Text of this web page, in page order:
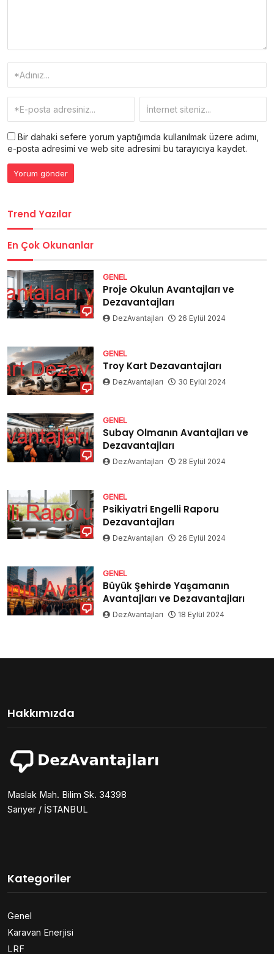
Bir dahaki sefere yorum yaptığımda kullanılmak üzere adımı,
e-posta adresimi ve web site adresimi bu tarayıcıya kaydet.
Trend Yazılar
En Çok Okunanlar
GENEL
Proje Okulun Avantajları ve
Dezavantajları
DezAvantajları 26 Eylül 2024
GENEL
Troy Kart Dezavantajları
DezAvantajları 30 Eylül 2024
GENEL
Subay Olmanın Avantajları ve
Dezavantajları
DezAvantajları 28 Eylül 2024
GENEL
Psikiyatri Engelli Raporu
Dezavantajları
DezAvantajları 26 Eylül 2024
GENEL
Büyük Şehirde Yaşamanın
Avantajları ve Dezavantajları
DezAvantajları 18 Eylül 2024
Hakkımızda
Maslak Mah. Bilim Sk. 34398
Sarıyer / İSTANBUL
Kategoriler
Genel
Karavan Enerjisi
LRF